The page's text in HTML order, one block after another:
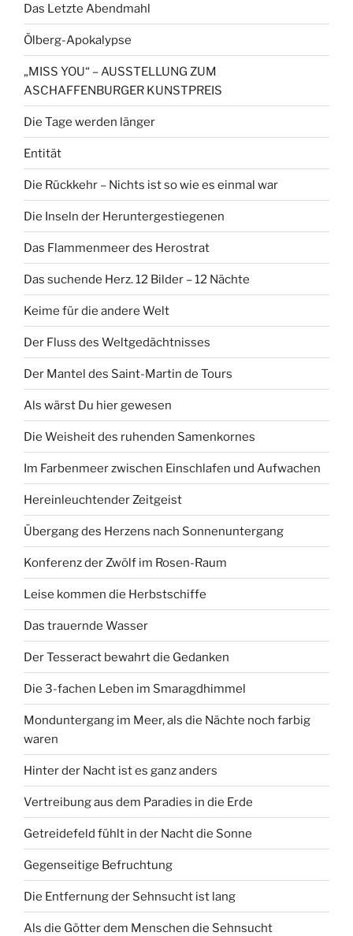
Das Letzte Abendmahl
Ölberg-Apokalypse
„MISS YOU“ – AUSSTELLUNG ZUM
ASCHAFFENBURGER KUNSTPREIS
Die Tage werden länger
Entität
Die Rückkehr – Nichts ist so wie es einmal war
Die Inseln der Heruntergestiegenen
Das Flammenmeer des Herostrat
Das suchende Herz. 12 Bilder – 12 Nächte
Keime für die andere Welt
Der Fluss des Weltgedächtnisses
Der Mantel des Saint-Martin de Tours
Als wärst Du hier gewesen
Die Weisheit des ruhenden Samenkornes
Im Farbenmeer zwischen Einschlafen und Aufwachen
Hereinleuchtender Zeitgeist
Übergang des Herzens nach Sonnenuntergang
Konferenz der Zwölf im Rosen-Raum
Leise kommen die Herbstschiffe
Das trauernde Wasser
Der Tesseract bewahrt die Gedanken
Die 3-fachen Leben im Smaragdhimmel
Monduntergang im Meer, als die Nächte noch farbig
waren
Hinter der Nacht ist es ganz anders
Vertreibung aus dem Paradies in die Erde
Getreidefeld fühlt in der Nacht die Sonne
Gegenseitige Befruchtung
Die Entfernung der Sehnsucht ist lang
Als die Götter dem Menschen die Sehnsucht